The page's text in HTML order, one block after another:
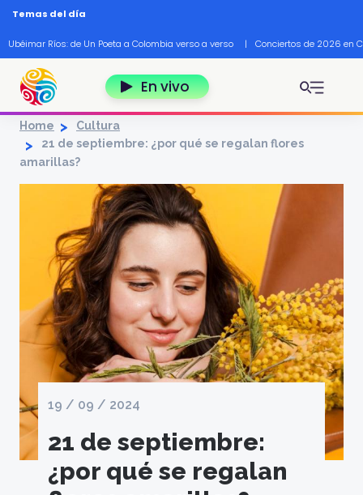
Pasar al contenido principal
Temas del día
Ubéimar Ríos: de Un Poeta a Colombia verso a verso | Conciertos de 2026 en
En vivo
Home
Cultura
21 de septiembre: ¿por qué se regalan flores
amarillas?
19 / 09 / 2024
21 de septiembre:
¿por qué se regalan